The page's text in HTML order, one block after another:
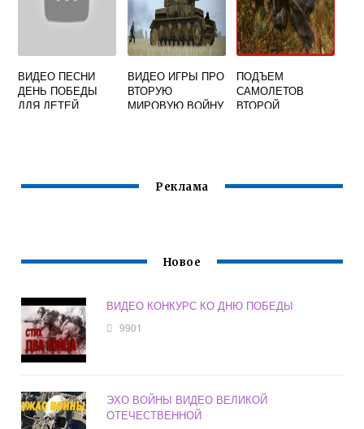
ВИДЕО ПЕСНИ
ДЕНЬ ПОБЕДЫ
ДЛЯ ДЕТЕЙ
ВИДЕО ИГРЫ ПРО
ВТОРУЮ
МИРОВУЮ ВОЙНУ
ПОДЪЕМ
САМОЛЕТОВ
ВТОРОЙ
Реклама
Новое
ВИДЕО КОНКУРС КО ДНЮ ПОБЕДЫ
9901
ЭХО ВОЙНЫ ВИДЕО ВЕЛИКОЙ
ОТЕЧЕСТВЕННОЙ